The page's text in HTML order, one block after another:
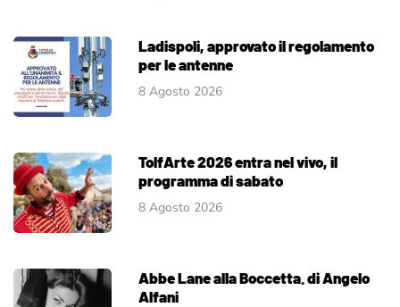
Ladispoli, approvato il regolamento
per le antenne
8 Agosto 2026
TolfArte 2026 entra nel vivo, il
programma di sabato
8 Agosto 2026
Abbe Lane alla Boccetta. di Angelo
Alfani